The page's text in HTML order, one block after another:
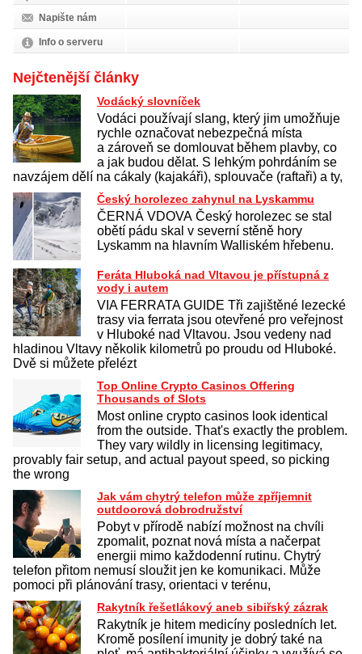
Napište nám
Info o serveru
Nejčtenější články
Vodácký slovníček
Vodáci používají slang, který jim umožňuje
rychle označovat nebezpečná místa
a zároveň se domlouvat během plavby, co
a jak budou dělat. S lehkým pohrdáním se
navzájem dělí na cákaly (kajakáři), splouvače (raftaři) a ty,
Český horolezec zahynul na Lyskammu
ČERNÁ VDOVA Český horolezec se stal
obětí pádu skal v severní stěně hory
Lyskamm na hlavním Walliském hřebenu.
Feráta Hluboká nad Vltavou je přístupná z
vody i autem
VIA FERRATA GUIDE Tři zajištěné lezecké
trasy via ferrata jsou otevřené pro veřejnost
v Hluboké nad Vltavou. Jsou vedeny nad
hladinou Vltavy několik kilometrů po proudu od Hluboké.
Dvě si můžete přelézt
Top Online Crypto Casinos Offering
Thousands of Slots
Most online crypto casinos look identical
from the outside. That's exactly the problem.
They vary wildly in licensing legitimacy,
provably fair setup, and actual payout speed, so picking
the wrong
Jak vám chytrý telefon může zpříjemnit
outdoorová dobrodružství
Pobyt v přírodě nabízí možnost na chvíli
zpomalit, poznat nová místa a načerpat
energii mimo každodenní rutinu. Chytrý
telefon přitom nemusí sloužit jen ke komunikaci. Může
pomoci při plánování trasy, orientaci v terénu,
Rakytník řešetlákový aneb sibiřský zázrak
Rakytník je hitem medicíny posledních let.
Kromě posílení imunity je dobrý také na